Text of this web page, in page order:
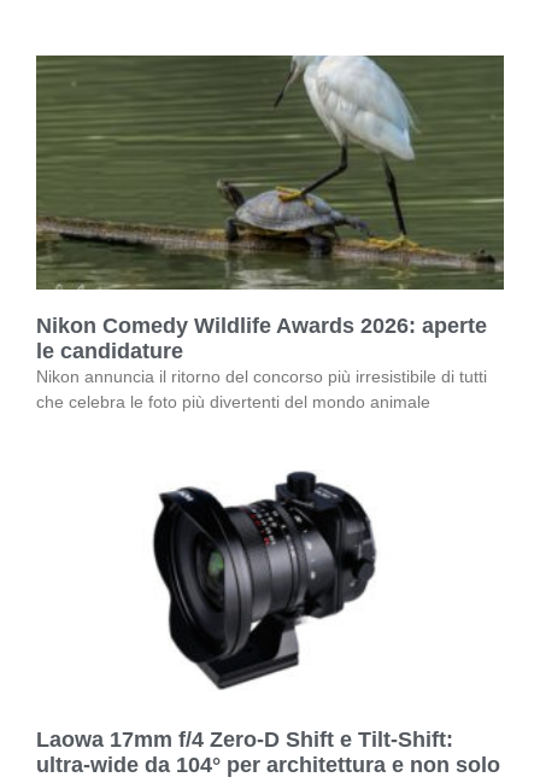
Nikon Comedy Wildlife Awards 2026: aperte
le candidature
Nikon annuncia il ritorno del concorso più irresistibile di tutti
che celebra le foto più divertenti del mondo animale
Laowa 17mm f/4 Zero-D Shift e Tilt-Shift:
ultra-wide da 104° per architettura e non solo